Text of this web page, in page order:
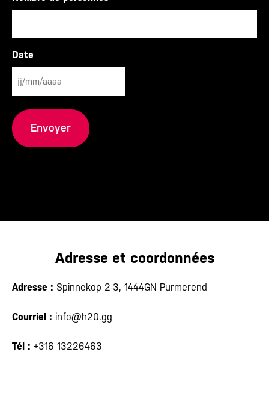
Date
JJ
oblique
MM
barre
Adresse et coordonnées
Adresse : Spinnekop 2-3, 1444GN Purmerend
Courriel : info@h20.gg
Tél : +316 13226463